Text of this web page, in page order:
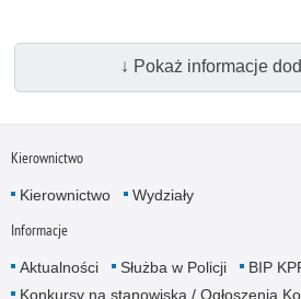
↓ Pokaż informacje
Kierownictwo
Kierownictwo Wydziały
Informacje
Aktualności Służba w Policji
BIP
Konkursy na stanowiska / Ogłoszenia